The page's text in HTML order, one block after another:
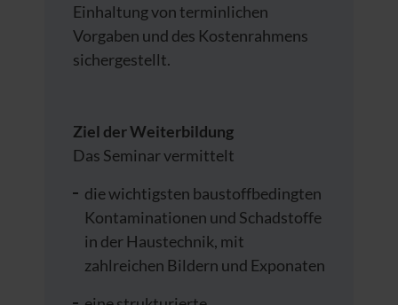
Einhaltung von terminlichen
Vorgaben und des Kostenrahmens
sichergestellt.
Ziel der Weiterbildung
Das Seminar vermittelt
die wichtigsten baustoffbedingten
Kontaminationen und Schadstoffe
in der Haustechnik, mit
zahlreichen Bildern und Exponaten